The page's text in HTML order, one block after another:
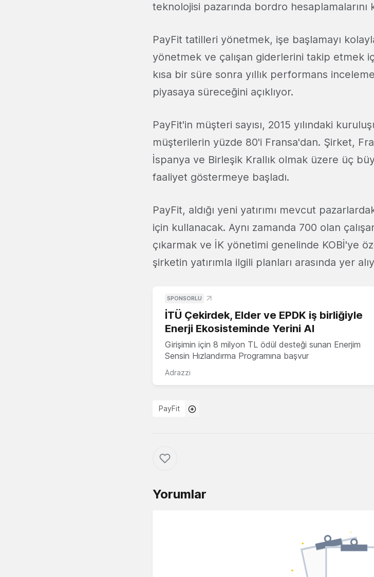
teknolojisi pazarında bordro hesaplamalarını
PayFit tatilleri yönetmek, işe başlamayı
yönetmek ve çalışan giderlerini takip etmek
kısa bir süre sonra yıllık performans
piyasaya süreceğini açıklıyor.
PayFit'in müşteri sayısı, 2015 yılındaki
müşterilerin yüzde 80'i Fransa'dan. Şirket,
İspanya ve Birleşik Krallık olmak üzere üç
faaliyet göstermeye başladı.
PayFit, aldığı yeni yatırımı mevcut
için kullanacak. Aynı zamanda 700 olan
çıkarmak ve İK yönetimi genelinde KOBİ'ye
şirketin yatırımla ilgili planları arasında yer
SPONSORLU
İTÜ Çekirdek, Elder ve EPDK iş birliğiyle
Enerji Ekosisteminde Yerini Al
Girişimin için 8 milyon TL ödül desteği sunan Enerjim
Sensin Hızlandırma Programına başvur
Adrazzi
PayFit
Yorumlar